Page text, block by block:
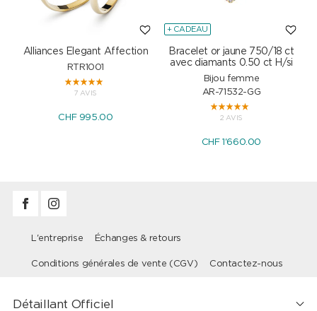
Alliances Elegant Affection
RTR1001
7 AVIS
CHF 995.00
+ CADEAU
Bracelet or jaune 750/18 ct
avec diamants 0.50 ct H/si
Bijou femme
AR-71532-GG
2 AVIS
CHF 1'660.00
L'entreprise Échanges & retours
Conditions générales de vente (CGV) Contactez-nous
Détaillant Officiel